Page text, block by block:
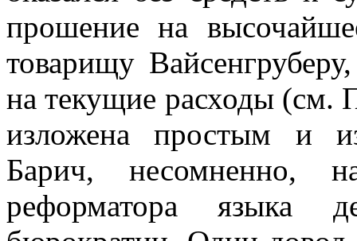
прошение на
товарищу
на текущие расходы
изложена простым и
Барич, несомненно,
реформатора языка